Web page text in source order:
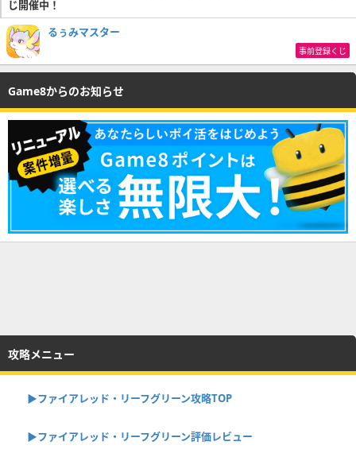
じ開催中！
るぅみマスター
事前登録くじ
Game8からのお知らせ
攻略メニュー
▶︎ファイアレッド・リーフグリーン攻略TOP
▶︎ファイアレッド・リーフグリーン評価レビュー